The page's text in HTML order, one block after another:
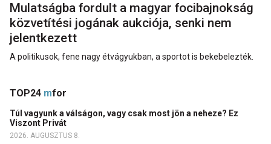
Mulatságba fordult a magyar focibajnokság
közvetítési jogának aukciója, senki nem
jelentkezett
A politikusok, fene nagy étvágyukban, a sportot is bekebelezték.
TOP24 mfor
Túl vagyunk a válságon, vagy csak most jön a neheze? Ez
Viszont Privát
2026. AUGUSZTUS 8.